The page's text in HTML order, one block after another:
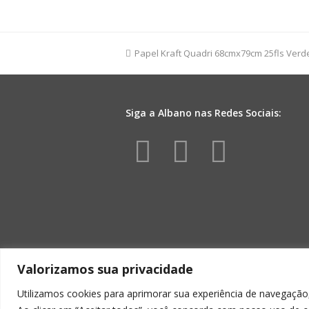
Valorizamos sua privacidade
Utilizamos cookies para aprimorar sua experiência de
quantidade
previous
Papel Kraft Quadri 68cmx79cm 25fls
Siga a Albano nas Redes Sociais:
Facebook